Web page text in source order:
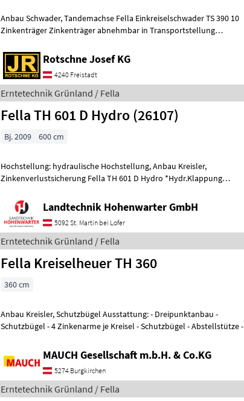
Anbau Schwader, Tandemachse Fella Einkreiselschwader TS 390 10
Zinkenträger Zinkenträger abnehmbar in Transportstellung
Rotschne Josef KG
4240 Freistadt
Erntetechnik Grünland / Fella
Fella TH 601 D Hydro (26107)
Bj. 2009 600 cm
Hochstellung: hydraulische Hochstellung, Anbau Kreisler,
Zinkenverlustsicherung Fella TH 601 D Hydro *Hydr.Klappung
Landtechnik Hohenwarter GmbH
5092 St. Martin bei Lofer
Erntetechnik Grünland / Fella
Fella Kreiselheuer TH 360
360 cm
Anbau Kreisler, Schutzbügel Ausstattung: - Dreipunktanbau -
Schutzbügel - 4 Zinkenarme je Kreisel - Schutzbügel - Abstellstütze -
MAUCH Gesellschaft m.b.H. & Co.KG
5274 Burgkirchen
Erntetechnik Grünland / Fella